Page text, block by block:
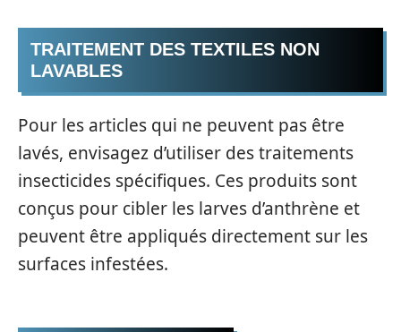
TRAITEMENT DES TEXTILES NON
LAVABLES
Pour les articles qui ne peuvent pas être
lavés, envisagez d’utiliser des traitements
insecticides spécifiques. Ces produits sont
conçus pour cibler les larves d’anthrène et
peuvent être appliqués directement sur les
surfaces infestées.